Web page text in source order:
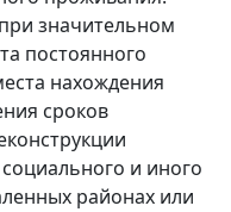
значительном
постоянного
нахождения
сроков
и иного
районах или